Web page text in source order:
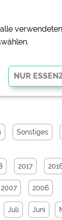
Sonstiges
2017
2007 2006
Juli Juni
werden Teile
von